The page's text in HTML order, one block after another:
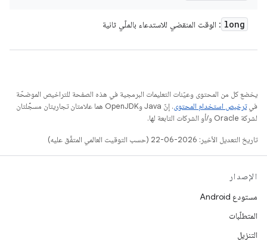
long : الوقت المنقضي للاستدعاء بالملّي ثانية
يخضع كل من المحتوى وعيّنات التعليمات البرمجية في هذه الصفحة للتراخيص الموضحّة
فيترخيص استخدام المحتوى
. إنّ Java وOpenJDK هما علامتان تجاريتان مسجَّلتان
لشركة Oracle و/أو الشركات التابعة لها.
تاريخ التعديل الأخير: 2026-06-22 (حسب التوقيت العالمي المتفَّق عليه)
الإصدار
مستودع Android
المتطلّبات
التنزيل